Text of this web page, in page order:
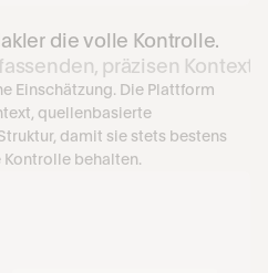
die volle Kontrolle.
präzisen Kontext.
Einschätzung. Die Plattform
quellenbasierte
damit sie stets bestens
behalten.